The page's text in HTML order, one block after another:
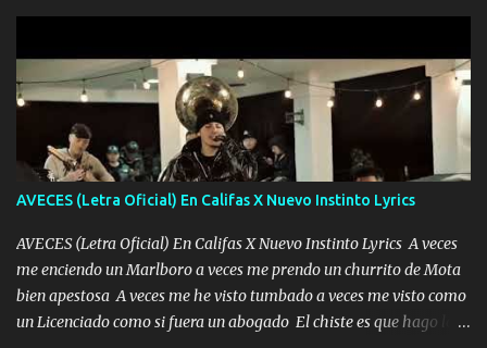
AVECES (Letra Oficial) En Califas X Nuevo Instinto Lyrics
AVECES (Letra Oficial) En Califas X Nuevo Instinto Lyrics A veces
me enciendo un Marlboro a veces me prendo un churrito de Mota
bien apestosa A veces me he visto tumbado a veces me visto como
un Licenciado como si fuera un abogado El chiste es que hago lo